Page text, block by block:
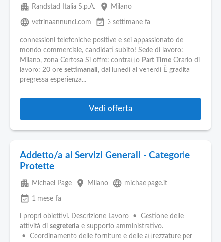
apartment Randstad Italia S.p.A. place Milano
language vetrinaannunci.com event_available 3 settimane fa
connessioni telefoniche positive e sei appassionato del
mondo commerciale, candidati subito! Sede di lavoro:
Milano, zona Certosa Si offre: contratto Part Time Orario di
lavoro: 20 ore settimanali, dal lunedì al venerdì È gradita
pregressa esperienza...
Vedi offerta
Addetto/a ai Servizi Generali - Categorie
Protette
apartment Michael Page place Milano language michaelpage.it
event_available 1 mese fa
i propri obiettivi. Descrizione Lavoro • Gestione delle
attività di segreteria e supporto amministrativo.
• Coordinamento delle forniture e delle attrezzature per